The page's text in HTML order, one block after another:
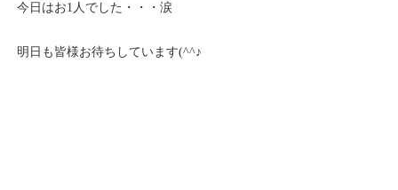
今日はお1人でした・・・涙
明日も皆様お待ちしています(^^♪